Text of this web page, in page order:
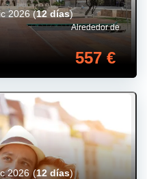
Alrededor de
557 €
2026(12 días)
2026(12 días)